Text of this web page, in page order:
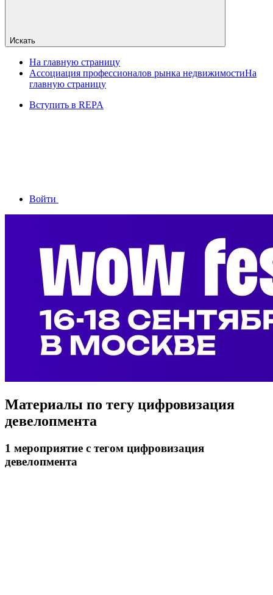
Искать
На главную страницу
Ассоциация профессионалов рынка недвижимостиНа
главную страницу
Вступить в REPA
Войти
Материалы по тегу цифровизация
девелопмента
1 мероприятие с тегом цифровизация
девелопмента